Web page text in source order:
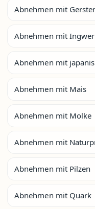
Abnehmen mit
Abnehmen mit Ingwer
Abnehmen mit
Abnehmen mit Mais
Abnehmen mit Molke
Abnehmen mit
Abnehmen mit Pilzen
Abnehmen mit Quark